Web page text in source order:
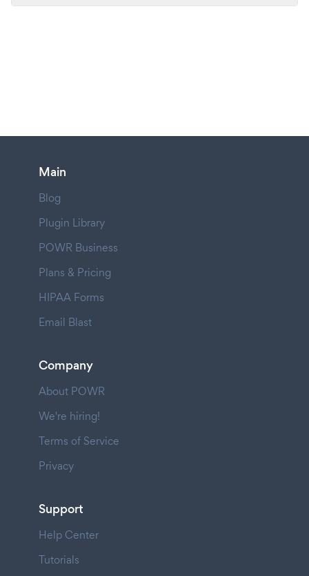
Main
Blog
Plugin Library
POWR Business
Plans & Pricing
HIPAA Forms
Email Blast
Company
About POWR
We're hiring!
Terms of Service
Privacy
Support
Help Center
Tutorials